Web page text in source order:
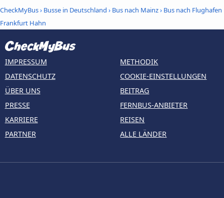
CheckMyBus› Busse in Deutschland › Bus nach Mainz› Bus nach Flughafen
Frankfurt Hahn
IMPRESSUM
DATENSCHUTZ
ÜBER UNS
PRESSE
KARRIERE
PARTNER
METHODIK
COOKIE-EINSTELLUNGEN
BEITRAG
FERNBUS-ANBIETER
REISEN
ALLE LÄNDER